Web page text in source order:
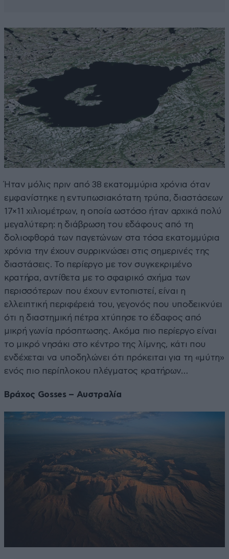
Ήταν μόλις πριν από 38 εκατομμύρια χρόνια όταν
εμφανίστηκε η εντυπωσιακότατη τρύπα, διαστάσεων
17×11 χιλιομέτρων, η οποία ωστόσο ήταν αρχικά πολύ
μεγαλύτερη: η διάβρωση του εδάφους από τη
δολιοφθορά των παγετώνων στα τόσα εκατομμύρια
χρόνια την έχουν συρρικνώσει στις σημερινές της
διαστάσεις. Το περίεργο με τον συγκεκριμένο
κρατήρα, αντίθετα με το σφαιρικό σχήμα των
περισσότερων που έχουν εντοπιστεί, είναι η
ελλειπτική περιφέρειά του, γεγονός που υποδεικνύει
ότι η διαστημική πέτρα χτύπησε το έδαφος από
μικρή γωνία πρόσπτωσης. Ακόμα πιο περίεργο είναι
το μικρό νησάκι στο κέντρο της λίμνης, κάτι που
ενδέχεται να υποδηλώνει ότι πρόκειται για τη «μύτη»
ενός πιο περίπλοκου πλέγματος κρατήρων…
Βράχος Gosses – Αυστραλία